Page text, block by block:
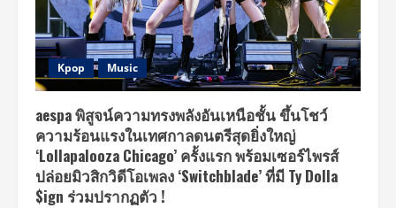
Kpop Music
aespa พิสูจน์ความทรงพลังอันเหนือชั้น ขึ้นโชว์
ความร้อนแรงในเทศกาลดนตรีสุดยิ่งใหญ่
‘Lollapalooza Chicago’ ครั้งแรก พร้อมเซอร์ไพรส์
ปล่อยมิวสิกวิดีโอเพลง ‘Switchblade’ ที่มี Ty Dolla
$ign ร่วมปรากฏตัว !